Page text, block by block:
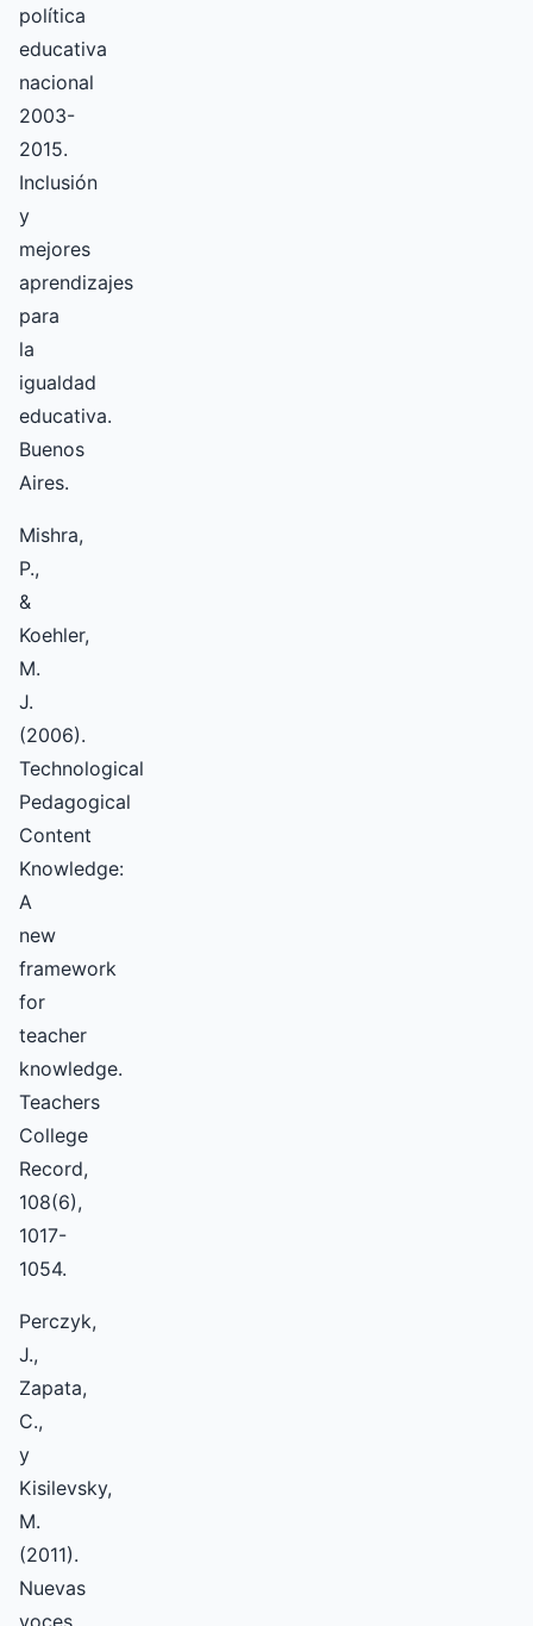
política
educativa
nacional
2003-
2015.
Inclusión
y
mejores
aprendizajes
para
la
igualdad
educativa.
Buenos
Aires.
Mishra,
P.,
&
Koehler,
M.
J.
(2006).
Technological
Pedagogical
Content
Knowledge:
A
new
framework
for
teacher
knowledge.
Teachers
College
Record,
108(6),
1017-
1054.
Perczyk,
J.,
Zapata,
C.,
y
Kisilevsky,
M.
(2011).
Nuevas
voces,